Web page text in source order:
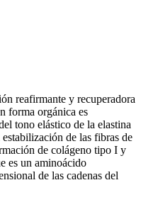
reafirmante y recuperadora
forma orgánica es
tono elástico de la elastina
de las fibras de
de colágeno tipo I y
es un aminoácido
de las cadenas del